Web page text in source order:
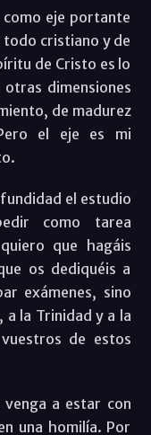
eje portante
todo cristiano y de
de Cristo es lo
otras dimensiones
de madurez
el eje es mi
el estudio
como tarea
que hagáis
os dediquéis a
exámenes, sino
a la Trinidad y a la
de estos
a estar con
una homilía. Por